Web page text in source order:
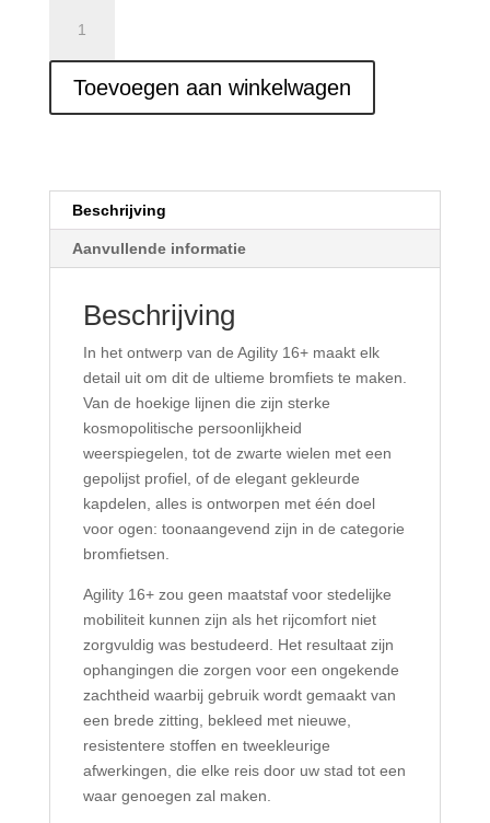
Agility
16+
aantalToevoegen aan winkelwagen
Beschrijving
Aanvullende informatie
Beschrijving
In het ontwerp van de Agility 16+ maakt ​​elk
detail uit om dit de ultieme bromfiets te maken.
Van de hoekige lijnen die zijn sterke
kosmopolitische persoonlijkheid
weerspiegelen, tot de zwarte wielen met een
gepolijst profiel, of de elegant gekleurde
kapdelen, alles is ontworpen met één doel
voor ogen: toonaangevend zijn in de categorie
bromfietsen.
Agility 16+ zou geen maatstaf voor stedelijke
mobiliteit kunnen zijn als het rijcomfort niet
zorgvuldig was bestudeerd. Het resultaat zijn
ophangingen die zorgen voor een ongekende
zachtheid waarbij gebruik wordt gemaakt van
een brede zitting, bekleed met nieuwe,
resistentere stoffen en tweekleurige
afwerkingen, die elke reis door uw stad tot een
waar genoegen zal maken.